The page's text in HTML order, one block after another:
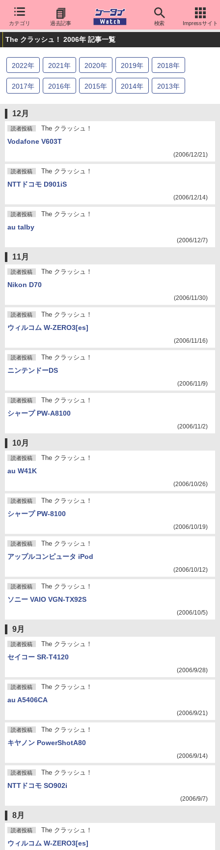
カテゴリ 過去記事 検索 Impressサイト
The クラッシュ！ 2006年 記事一覧
2022年 2021年 2020年 2019年 2018年
2017年 2016年 2015年 2014年 2013年
2007年 2006年 2005
12月
読者投稿 The クラッシュ！
Vodafone V603T
(2006/12/21)
読者投稿 The クラッシュ！
NTTドコモ D901iS
(2006/12/14)
読者投稿 The クラッシュ！
au talby
(2006/12/7)
11月
読者投稿 The クラッシュ！
Nikon D70
(2006/11/30)
読者投稿 The クラッシュ！
ウィルコム W-ZERO3[es]
(2006/11/16)
読者投稿 The クラッシュ！
ニンテンドーDS
(2006/11/9)
読者投稿 The クラッシュ！
シャープ PW-A8100
(2006/11/2)
10月
読者投稿 The クラッシュ！
au W41K
(2006/10/26)
読者投稿 The クラッシュ！
シャープ PW-8100
(2006/10/19)
読者投稿 The クラッシュ！
アップルコンピュータ iPod
(2006/10/12)
読者投稿 The クラッシュ！
ソニー VAIO VGN-TX92S
(2006/10/5)
9月
読者投稿 The クラッシュ！
セイコー SR-T4120
(2006/9/28)
読者投稿 The クラッシュ！
au A5406CA
(2006/9/21)
読者投稿 The クラッシュ！
キヤノン PowerShotA80
(2006/9/14)
読者投稿 The クラッシュ！
NTTドコモ SO902i
(2006/9/7)
8月
読者投稿 The クラッシュ！
ウィルコム W-ZERO3[es]